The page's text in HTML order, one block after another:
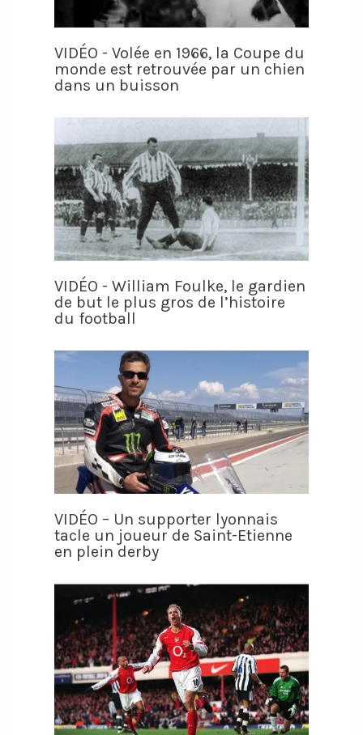
VIDÉO - Volée en 1966, la Coupe du
monde est retrouvée par un chien
dans un buisson
VIDÉO - William Foulke, le gardien
de but le plus gros de l’histoire
du football
VIDÉO – Un supporter lyonnais
tacle un joueur de Saint-Etienne
en plein derby